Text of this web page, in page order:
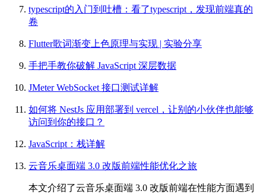
typescript的入门到吐槽：看了typescript，发现前端真的
卷
Flutter歌词渐变上色原理与实现 | 实验分享
手把手教你破解 JavaScript 深层数据
JMeter WebSocket 接口测试详解
如何将 NestJs 应用部署到 vercel，让别的小伙伴也能够
访问到你的接口？
JavaScript：栈详解
云音乐桌面端 3.0 改版前端性能优化之旅
本文介绍了云音乐桌面端 3.0 改版前端在性能方面遇到